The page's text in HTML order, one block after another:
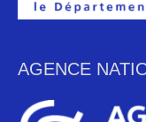
AGENCE